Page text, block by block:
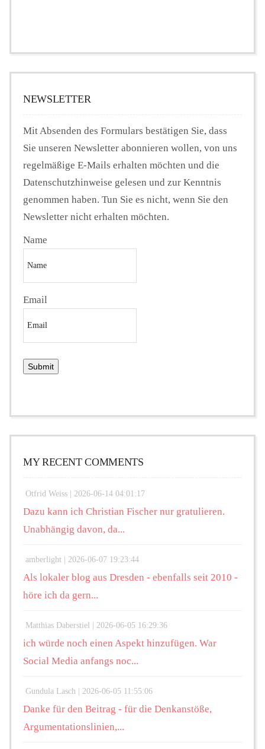
NEWSLETTER
Mit Absenden des Formulars bestätigen Sie, dass
Sie unseren Newsletter abonnieren wollen, von uns
regelmäßige E-Mails erhalten möchten und die
Datenschutzhinweise gelesen und zur Kenntnis
genommen haben. Tun Sie es nicht, wenn Sie den
Newsletter nicht erhalten möchten.
Name
Email
MY RECENT COMMENTS
Otfrid Weiss | 2026-06-14 04:01:17
Dazu kann ich Christian Fischer nur gratulieren.
Unabhängig davon, da...
amberlight | 2026-06-07 19:23:44
Als lokaler blog aus Dresden - ebenfalls seit 2010 -
höre ich da gern...
Matthias Daberstiel | 2026-06-05 16:29:36
ich würde noch einen Aspekt hinzufügen. War
Social Media anfangs noc...
Gundula Lasch | 2026-06-05 11:55:06
Danke für den Beitrag - für die Denkanstöße,
Argumentationslinien,...